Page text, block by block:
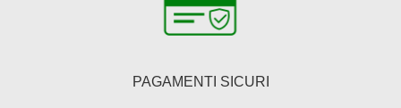
PAGAMENTI SICURI